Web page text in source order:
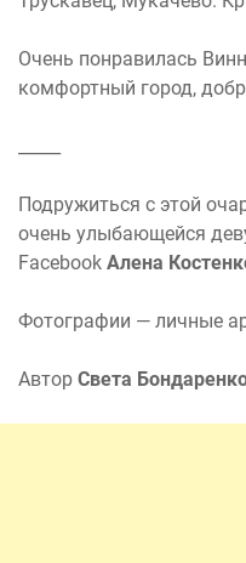
Очень понравилась
комфортный город,
Подружиться с этой
очень улыбающейся
Facebook Алена
Фотографии — личные
Автор Света